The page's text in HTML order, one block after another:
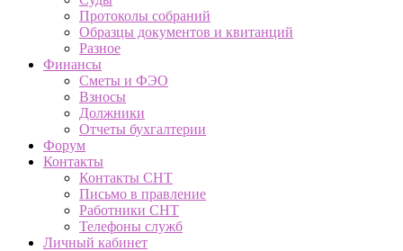
Протоколы собраний
Образцы документов и квитанций
Разное
Финансы
Сметы и ФЭО
Взносы
Должники
Отчеты бухгалтерии
Форум
Контакты
Контакты СНТ
Письмо в правление
Работники СНТ
Телефоны служб
Личный кабинет